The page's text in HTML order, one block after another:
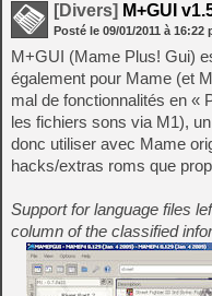
[Divers] M+GUI
Posté le 09/01/2011 à 16:22
M+GUI (Mame Plus! Gui)
également pour Mame (et
mal de fonctionnalités en «
les fichiers sons via M1),
donc utiliser avec Mame
hacks/extras roms que
Support for language files
column of the classified